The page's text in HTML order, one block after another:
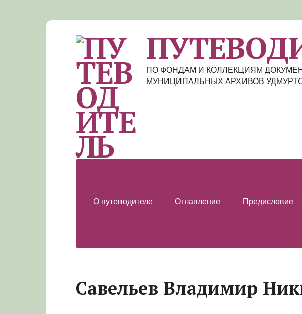
ПО ФОНДАМ И КОЛЛЕКЦИЯМ
МУНИЦИПАЛЬНЫХ АРХИВОВ
О путеводителе Оглавление Предисловие
Савельев Владимир